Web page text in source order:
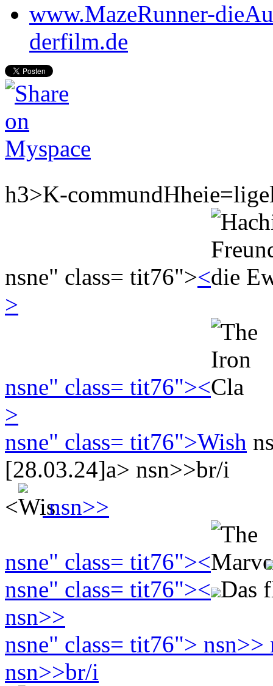
www.MazeRunner-
derfilm.de
h3>K-
nsne" class= tit76"><
>
nsne" class= tit76"><
>
nsne" class= tit76">Wish
[28.03.24]a> nsn>>br/i
<
nsn>>
nsne" class= tit76"><
nsne" class= tit76">< Das
nsn>>
nsne" class= tit76"> nsn>>
nsn>>br/i